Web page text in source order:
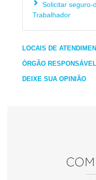
Solicitar seguro-
Trabalhador
LOCAIS DE
ÓRGÃO RESPONSÁVEL
DEIXE SUA OPINIÃO